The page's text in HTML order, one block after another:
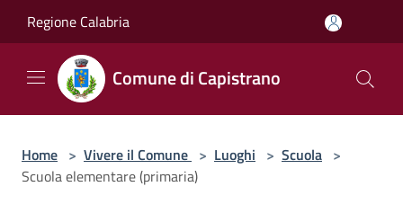
Regione Calabria
Comune di Capistrano
Home > Vivere il Comune > Luoghi > Scuola >
Scuola elementare (primaria)